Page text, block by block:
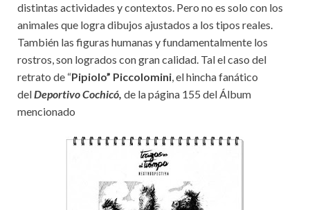
distintas actividades y contextos. Pero no es solo con los
animales que logra dibujos ajustados a los tipos reales.
También las figuras humanas y fundamentalmente los
rostros, son logrados con gran calidad. Tal el caso del
retrato de “Pipiolo” Piccolomini, el hincha fanático
delDeportivo Cochicó, de la página 155 del Álbum
mencionado